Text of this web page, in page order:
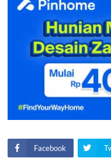
Facebook